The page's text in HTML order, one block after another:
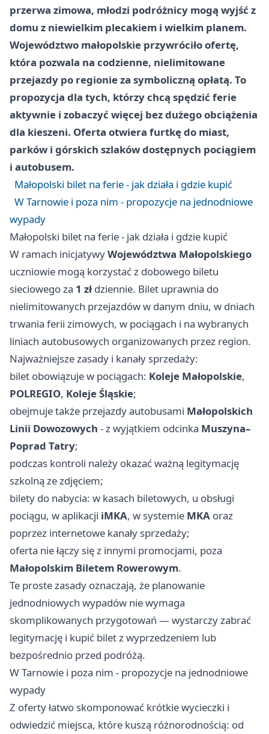
przerwa zimowa, młodzi podróżnicy mogą wyjść z
domu z niewielkim plecakiem i wielkim planem.
Województwo małopolskie przywróciło ofertę,
która pozwala na codzienne, nielimitowane
przejazdy po regionie za symboliczną opłatą. To
propozycja dla tych, którzy chcą spędzić ferie
aktywnie i zobaczyć więcej bez dużego obciążenia
dla kieszeni. Oferta otwiera furtkę do miast,
parków i górskich szlaków dostępnych pociągiem
i autobusem.
Małopolski bilet na ferie - jak działa i gdzie kupić
W Tarnowie i poza nim - propozycje na jednodniowe
wypady
Małopolski bilet na ferie - jak działa i gdzie kupić
W ramach inicjatywyWojewództwa Małopolskiego
uczniowie mogą korzystać z dobowego biletu
sieciowego za 1 zł dziennie. Bilet uprawnia do
nielimitowanych przejazdów w danym dniu, w dniach
trwania ferii zimowych, w pociągach i na wybranych
liniach autobusowych organizowanych przez region.
Najważniejsze zasady i kanały sprzedaży:
bilet obowiązuje w pociągach: Koleje Małopolskie,
POLREGIO, Koleje Śląskie;
obejmuje także przejazdy autobusami Małopolskich
Linii Dowozowych - z wyjątkiem odcinka Muszyna–
Poprad Tatry;
podczas kontroli należy okazać ważną legitymację
szkolną ze zdjęciem;
bilety do nabycia: w kasach biletowych, u obsługi
pociągu, w aplikacji iMKA, w systemie MKA oraz
poprzez internetowe kanały sprzedaży;
oferta nie łączy się z innymi promocjami, poza
Małopolskim Biletem Rowerowym.
Te proste zasady oznaczają, że planowanie
jednodniowych wypadów nie wymaga
skomplikowanych przygotowań — wystarczy zabrać
legitymację i kupić bilet z wyprzedzeniem lub
bezpośrednio przed podróżą.
W Tarnowie i poza nim - propozycje na jednodniowe
wypady
Z oferty łatwo skomponować krótkie wycieczki i
odwiedzić miejsca, które kuszą różnorodnością: od